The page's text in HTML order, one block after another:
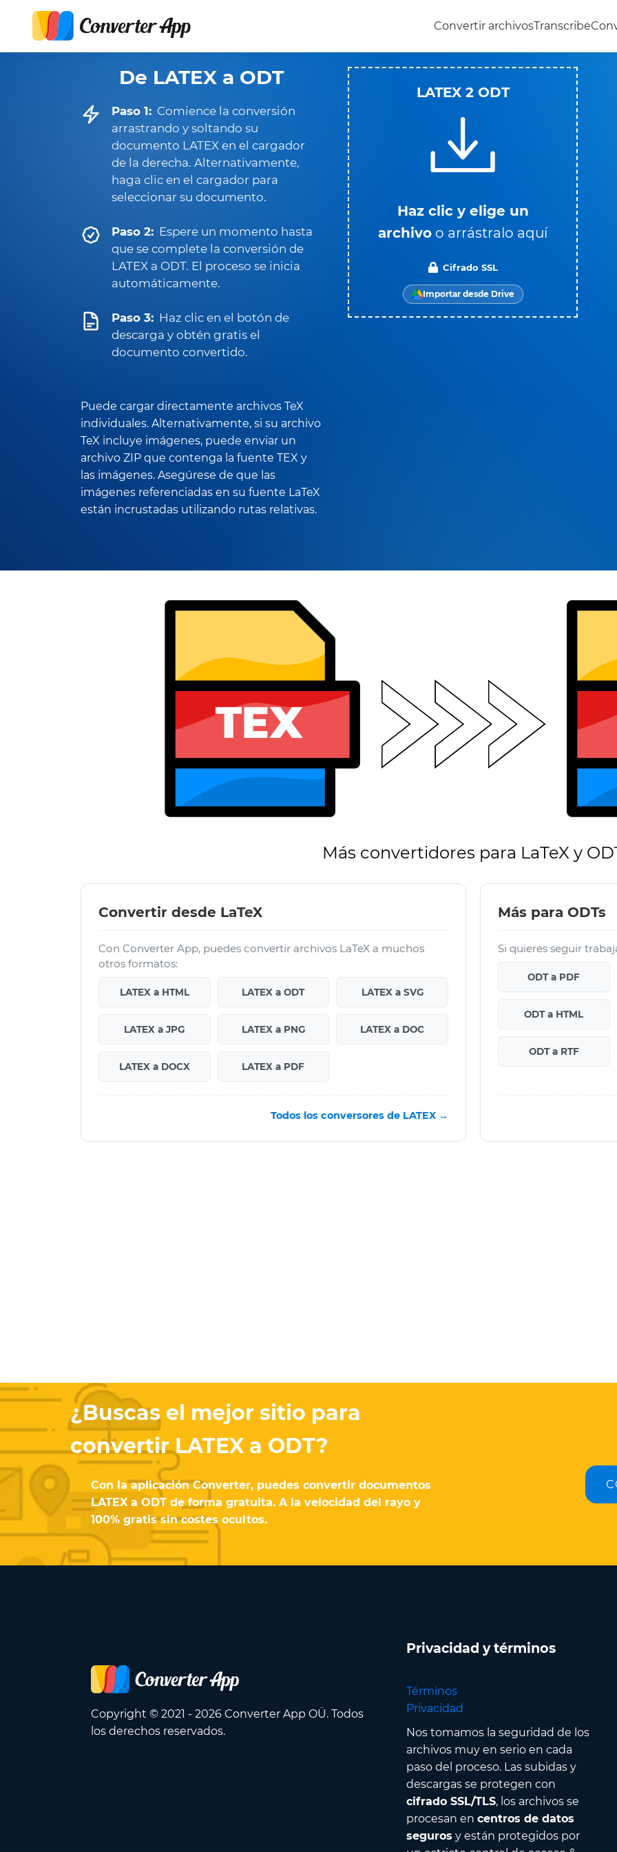
Convertir archivosTranscribe
De LATEX a ODT
Paso 1: Comience la conversión
arrastrando y soltando su
documento LATEX en el cargador
de la derecha. Alternativamente,
haga clic en el cargador para
seleccionar su documento.
Paso 2: Espere un momento hasta
que se complete la conversión de
LATEX a ODT. El proceso se inicia
automáticamente.
Paso 3: Haz clic en el botón de
descarga y obtén gratis el
documento convertido.
Puede cargar directamente archivos TeX
individuales. Alternativamente, si su archivo
TeX incluye imágenes, puede enviar un
archivo ZIP que contenga la fuente TEX y
las imágenes. Asegúrese de que las
imágenes referenciadas en su fuente LaTeX
están incrustadas utilizando rutas relativas.
LATEX 2 ODT
Haz clic y elige un
archivo o arrástralo aquí
Cifrado SSL
Importar desde Drive
Más convertidores para LaTeX y
Convertir desde LaTeX
Con Converter App, puedes convertir archivos LaTeX a muchos
otros formatos:
LATEX a HTML LATEX a ODT LATEX a SVG
LATEX a JPG LATEX a PNG LATEX a DOC
LATEX a DOCX LATEX a PDF
Todos los conversores de LATEX →
Más para ODTs
Si quieres seguir
ODT a PDF
ODT a HTML
ODT a RTF
¿Buscas el mejor sitio para
convertir LATEX a ODT?
Con la aplicación Converter, puedes convertir documentos
LATEX a ODT de forma gratuita. A la velocidad del rayo y
100% gratis sin costes ocultos.
Copyright © 2021 - 2026 Converter App OÜ. Todos
los derechos reservados.
Privacidad y términos
Términos
Privacidad
Nos tomamos la seguridad de los
archivos muy en serio en cada
paso del proceso. Las subidas y
descargas se protegen con
cifrado SSL/TLS, los archivos se
procesan en centros de datos
seguros y están protegidos por